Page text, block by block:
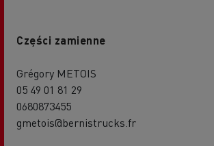
Części zamienne
Grégory METOIS
05 49 01 81 29
0680873455
gmetois@bernistrucks.fr